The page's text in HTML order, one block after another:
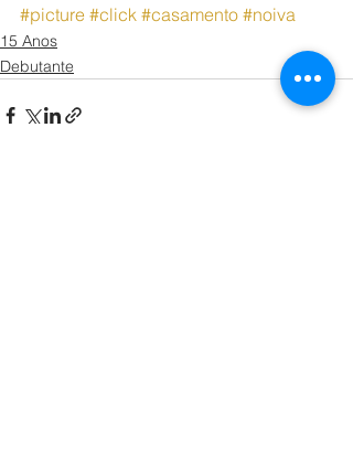
#picture #click #casamento #noiva
15 Anos
Debutante